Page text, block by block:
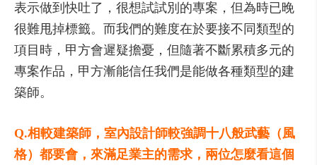
表示做到快吐了，很想試試別的專案，但為時已晚
很難甩掉標籤。而我們的難度在於要接不同類型的
項目時，甲方會遲疑擔憂，但隨著不斷累積多元的
專案作品，甲方漸能信任我們是能做各種類型的建
築師。
Q.相較建築師，室內設計師較強調十八般武藝（風
格）都要會，來滿足業主的需求，兩位怎麼看這個